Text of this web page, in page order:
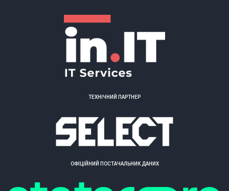
ТЕХНІЧНИЙ ПАРТНЕР
ОФІЦІЙНИЙ ПОСТАЧАЛЬНИК ДАНИХ